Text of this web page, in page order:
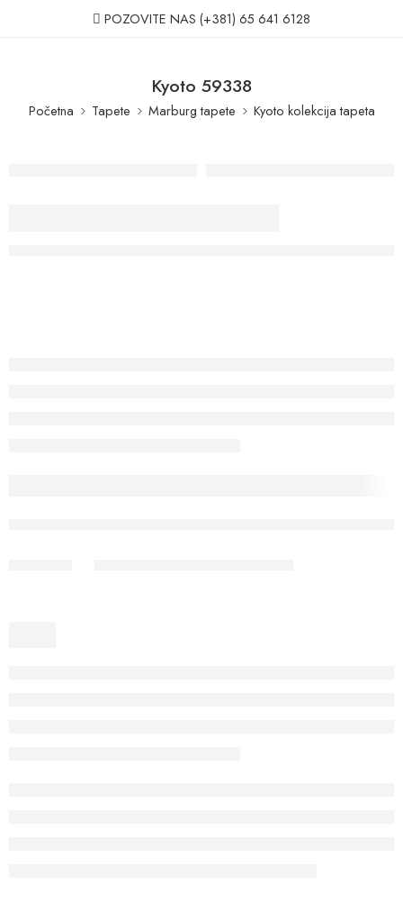
POZOVITE NAS (+381) 65 641 6128
Kyoto 59338
Početna Tapete Marburg tapete Kyoto kolekcija tapeta